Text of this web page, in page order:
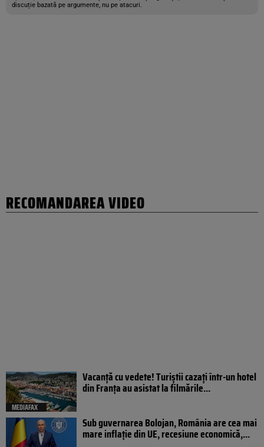
discuție bazată pe argumente, nu pe atacuri.
RECOMANDAREA VIDEO
MEDIAFAX
Vacanță cu vedete! Turiștii cazați într-un hotel
din Franța au asistat la filmările...
Sub guvernarea Bolojan, România are cea mai
mare inflație din UE, recesiune economică,...